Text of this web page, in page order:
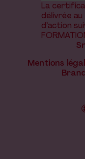
La
délivrée
d’action
Mentions